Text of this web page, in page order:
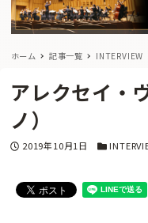
ホーム 記事一覧 INTERVIEW
アレクセイ・
ノ）
投稿日
2019年10月1日 カテゴリー